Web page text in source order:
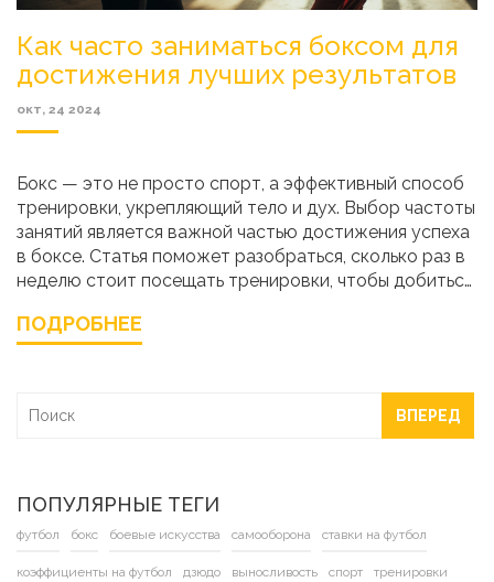
Как часто заниматься боксом для
достижения лучших результатов
окт, 24 2024
Бокс — это не просто спорт, а эффективный способ
тренировки, укрепляющий тело и дух. Выбор частоты
занятий является важной частью достижения успеха
в боксе. Статья поможет разобраться, сколько раз в
неделю стоит посещать тренировки, чтобы добиться
тренера, который поможет составить максимально
ПОДРОБНЕЕ
ВПЕРЕД
ПОПУЛЯРНЫЕ ТЕГИ
футбол бокс боевые искусства самооборона ставки на футбол
коэффициенты на футбол дзюдо выносливость спорт тренировки